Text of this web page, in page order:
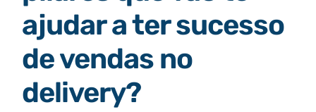
ajudar a ter sucesso
de vendas no
delivery?